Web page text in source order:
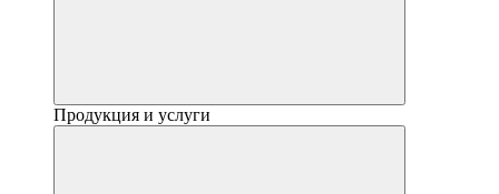
Продукция и услуги